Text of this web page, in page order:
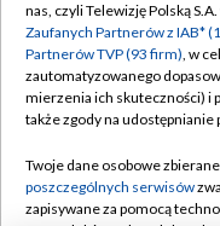
Emisja w TVP
Centrum informacji
Naziemna Telewizja
Rada Programowa
nas, czyli Telewizję Polską
Zaufanych Partnerów z IAB*
Partnerów TVP (93 firm), w
zautomatyzowanego
mierzenia ich skuteczności) i
także zgody na udostępnianie
Twoje dane osobowe
poszczególnych serwisów
zapisywane za pomocą